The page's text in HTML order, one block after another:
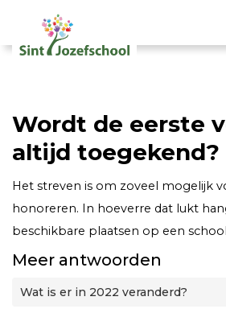
Wordt de eerste
altijd toegekend?
Het streven is om zoveel mogelijk
honoreren. In hoeverre dat lukt
beschikbare plaatsen op een
Meer antwoorden
Wat is er in 2022 veranderd?